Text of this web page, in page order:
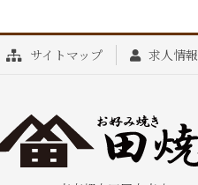
サイトマップ 求人情報